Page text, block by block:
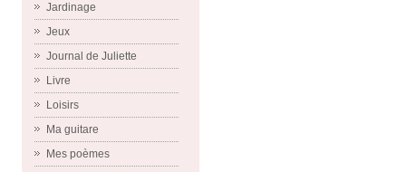
Jardinage
Jeux
Journal de Juliette
Livre
Loisirs
Ma guitare
Mes poèmes